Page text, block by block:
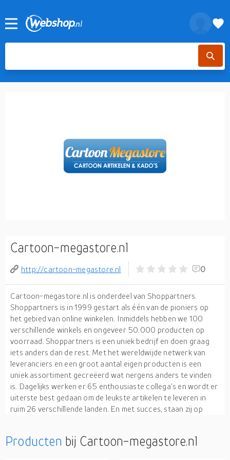
Cartoon-megastore.nl
http://cartoon-megastore.nl 0
Cartoon-megastore.nl is onderdeel van Shoppartners.
Shoppartners is in 1999 gestart als één van de pioniers op
het gebied van online winkelen. Inmiddels hebben we 100
verschillende winkels en ongeveer 50.000 producten op
voorraad. Shoppartners is een uniek bedrijf en doen graag
iets anders dan de rest. Met het wereldwijde netwerk van
leveranciers en een groot aantal eigen producten is een
uniek assortiment gecreëerd wat nergens anders te vinden
is. Dagelijks werken er 65 enthousiaste collega's en wordt er
uiterste best gedaan om de leukste artikelen te leveren in
ruim 26 verschillende landen. En met succes, staan zij op
Producten bij Cartoon-megastore.nl